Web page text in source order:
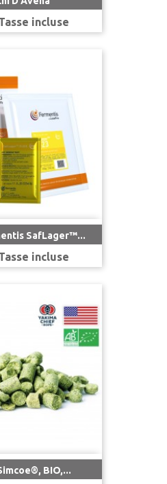
incluse
SafLager™...
incluse
BIO,...